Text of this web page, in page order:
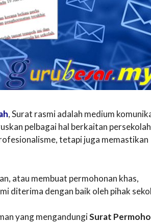
, Surat rasmi adalah medium
pelbagai hal berkaitan
tetapi juga memastikan
atau membuat permohonan khas,
diterima dengan baik oleh pihak
yang mengandungiSurat